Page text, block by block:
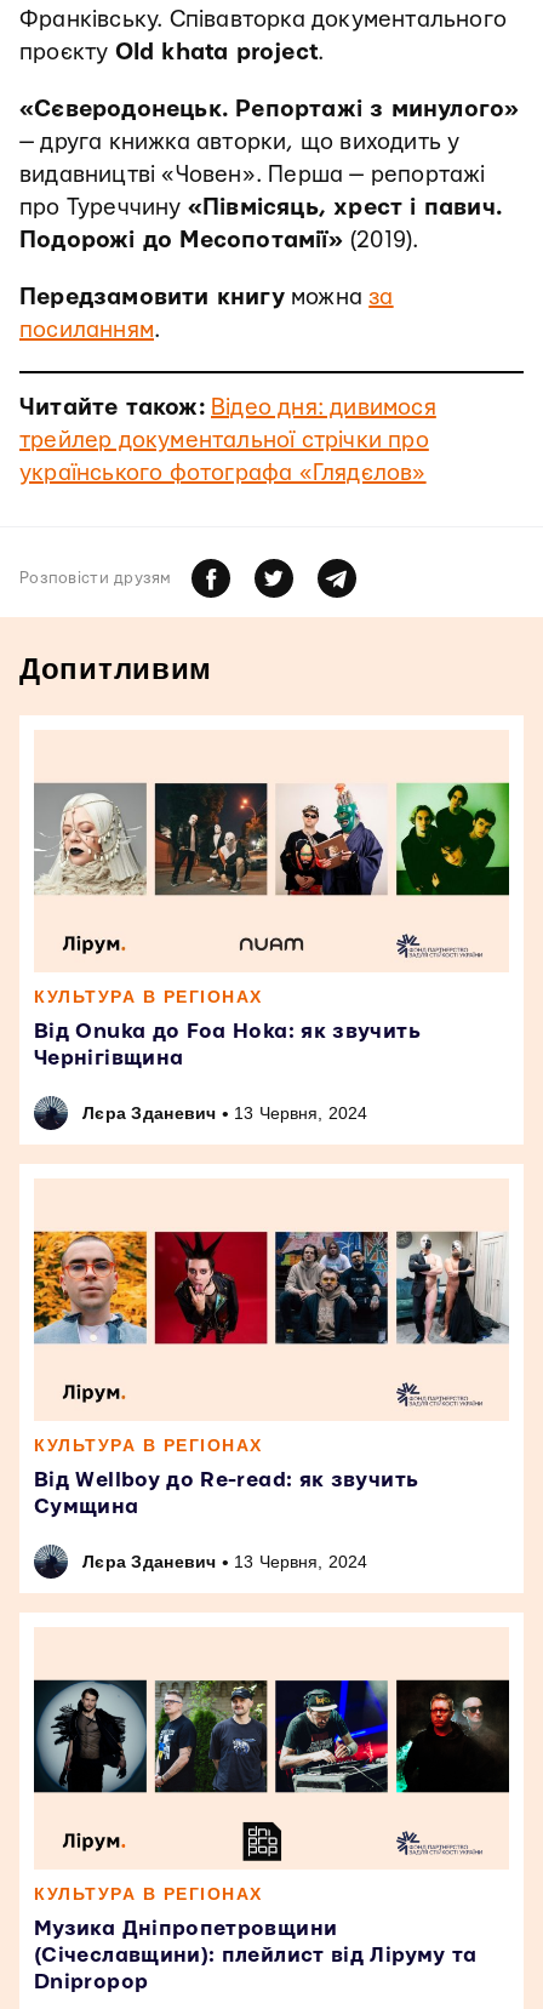
Франківську. Співавторка документального
проєкту Old khata project.
«Сєверодонецьк. Репортажі з минулого»
— друга книжка авторки, що виходить у
видавництві «Човен». Перша — репортажі
про Туреччину «Півмісяць, хрест і павич.
Подорожі до Месопотамії» (2019).
Передзамовити книгуможна за
посиланням.
Читайте також: Відео дня: дивимося
трейлер документальної стрічки про
українського фотографа «Глядєлов»
Розповiсти друзям
Допитливим
КУЛЬТУРА В РЕГІОНАХ
Від Onuka до Foa Hoka: як звучить
Чернігівщина
Лєра Зданевич • 13 Червня, 2024
КУЛЬТУРА В РЕГІОНАХ
Від Wellboy до Re-read: як звучить
Сумщина
Лєра Зданевич • 13 Червня, 2024
КУЛЬТУРА В РЕГІОНАХ
Музика Дніпропетровщини
(Січеславщини): плейлист від Ліруму та
Dnipropop